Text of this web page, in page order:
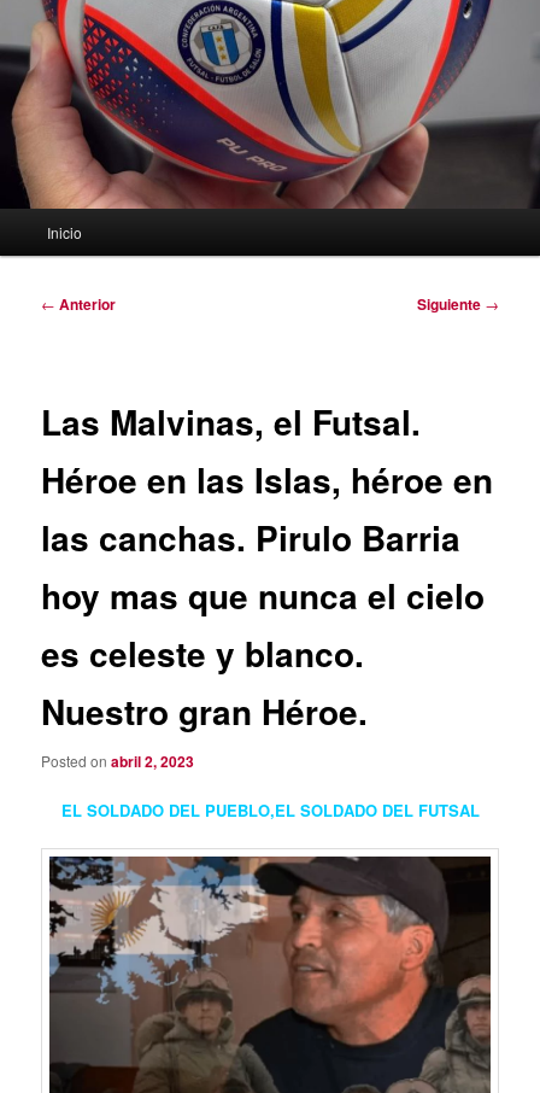
Inicio
Navegación
← Anterior Siguiente →
Las Malvinas, el Futsal.
Héroe en las Islas, héroe en
las canchas. Pirulo Barria
hoy mas que nunca el cielo
es celeste y blanco.
Nuestro gran Héroe.
Posted onabril 2, 2023
EL SOLDADO DEL PUEBLO,EL SOLDADO DEL FUTSAL